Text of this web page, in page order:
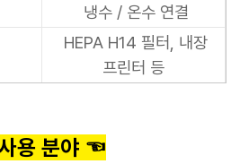
냉수 / 온수 연결
HEPA H14 필터, 내장
프린터 등
용 분야 ☜